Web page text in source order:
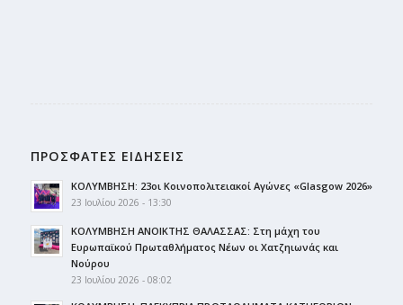
ΠΡΟΣΦΑΤΕΣ ΕΙΔΗΣΕΙΣ
ΚΟΛΥΜΒΗΣΗ: 23οι Κοινοπολιτειακοί Αγώνες «Glasgow 2026»
23 Ιουλίου 2026 - 13:30
ΚΟΛΥΜΒΗΣΗ ΑΝΟΙΚΤΗΣ ΘΑΛΑΣΣΑΣ: Στη μάχη του
Ευρωπαϊκού Πρωταθλήματος Νέων οι Χατζηιωνάς και
Νούρου
23 Ιουλίου 2026 - 08:02